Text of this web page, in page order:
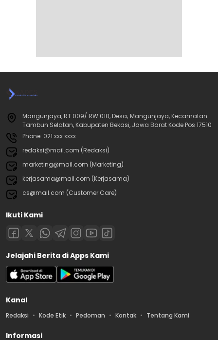
Mangunjaya, RT 009/ RW 010, Desa; Mangunjaya, Kecamatan
Tambun Selatan, Kabupaten Bekasi, Jawa Barat Kode Pos 17510
Phone: 021 xxx xxxx
redaksi@mail.com (Redaksi)
marketing@mail.com (Marketing)
kerjasama@mail.com (Kerjasama)
cs@mail.com (Customer Care)
Ikuti Kami
Jelajahi Berita di Apps Kami
Kanal
Redaksi Kode Etik Pedoman Kontak Tentang Kami
Informasi